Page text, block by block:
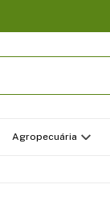
Agropecuária